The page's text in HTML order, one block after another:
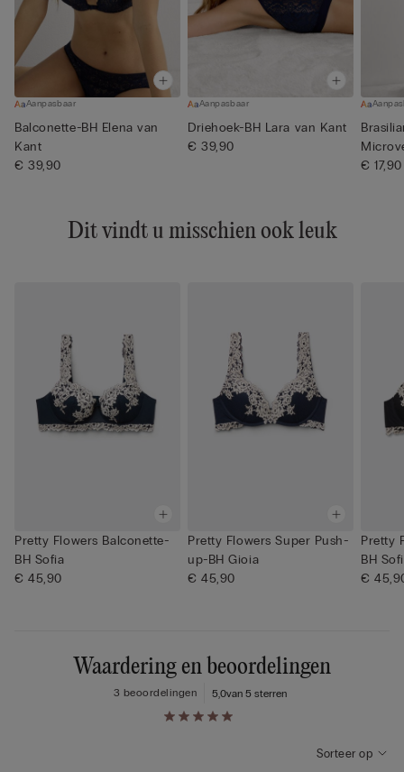
Aanpasbaar
Balconette-BH Elena van
Kant
€ 39,90
Aanpasbaar
Driehoek-BH Lara van Kant
€ 39,90
€ 17,90
Dit vindt u misschien ook leuk
Pretty Flowers Balconette-
BH Sofia
€ 45,90
Pretty Flowers Super Push-
up-BH Gioia
€ 45,90
Pretty
BH
€
Waardering en beoordelingen
5,0van 5 sterren
3 beoordelingen
Sorteer op